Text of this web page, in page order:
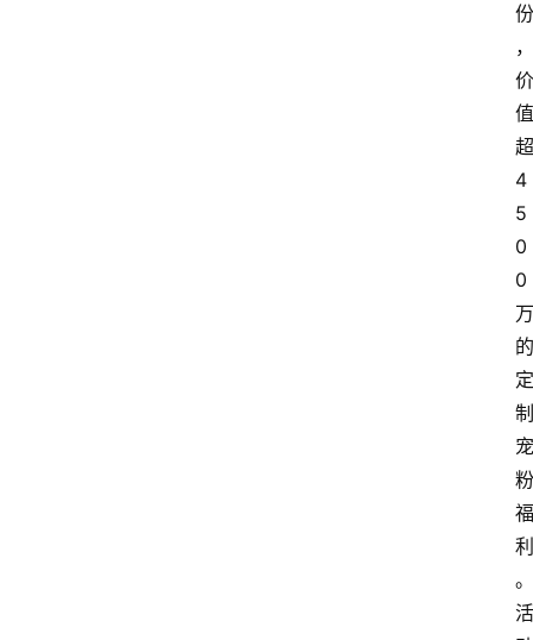
份
，
价
值
超
4
5
0
0
万
的
定
制
宠
粉
福
利
。
活